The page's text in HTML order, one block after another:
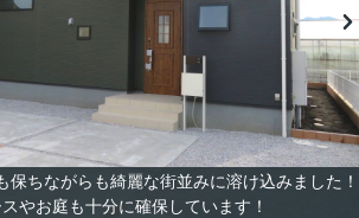
保ちながらも綺麗な街並みに溶け込みました！
やお庭も十分に確保しています！